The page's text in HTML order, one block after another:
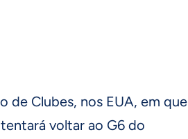
de Clubes, nos EUA, em que
voltar ao G6 do